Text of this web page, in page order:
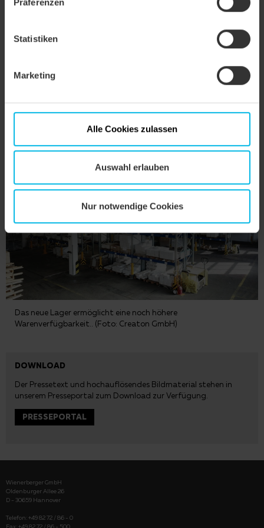
Statistiken
Marketing
Alle Cookies zulassen
Auswahl erlauben
Nur notwendige Cookies
­Das große Außenlager bietet viel Platz für die Ware. (Foto:
Creaton GmbH)
Das neue Lager ermöglicht eine noch höhere
Warenverfügbarkeit.. (Foto: Creaton GmbH)
DOWNLOAD
Der Pressetext und hochauflösendes Bildmaterial stehen in
unserem Presseportal zum Download zur Verfügung.
PRESSEPORTAL
Wienerberger GmbH
Oldenburger Allee 26
D - 30659 Hannover
Telefon: +49 82 72 / 86 - 0
Fax: +49 82 72 / 86 - 500